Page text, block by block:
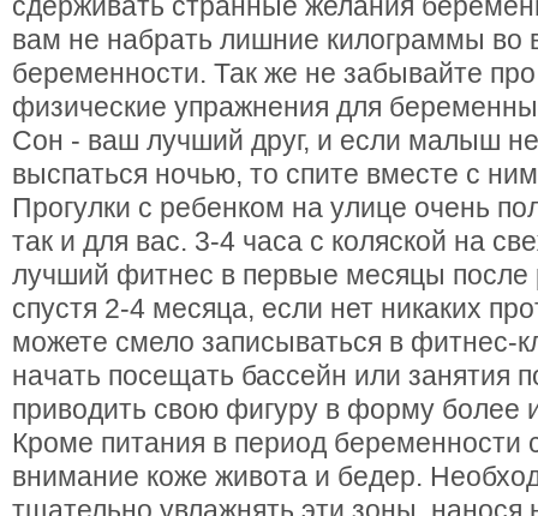
сдерживать странные желания
вам не набрать лишние килограммы во
беременности. Так же не забывайте
физические упражнения для
Сон - ваш лучший друг, и если малыш
выспаться ночью, то спите вместе с
Прогулки с ребенком на улице очень
так и для вас. 3-4 часа с коляской на
лучший фитнес в первые месяцы
спустя 2-4 месяца, если нет никаких
можете смело записываться в фитнес-
начать посещать бассейн или занятия
приводить свою фигуру в форму более
Кроме питания в период беременности
внимание коже живота и бедер.